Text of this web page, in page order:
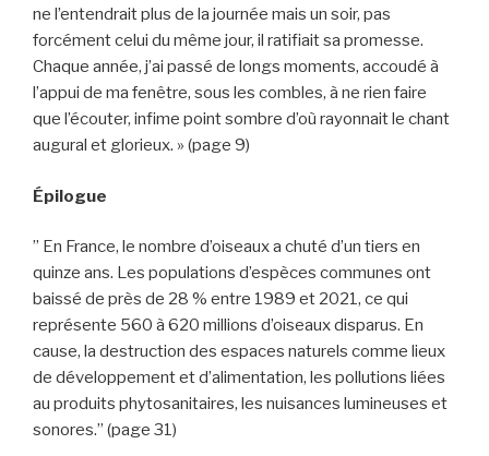
ne l’entendrait plus de la journée mais un soir, pas
forcément celui du même jour, il ratifiait sa promesse.
Chaque année, j’ai passé de longs moments, accoudé à
l’appui de ma fenêtre, sous les combles, à ne rien faire
que l’écouter, infime point sombre d’où rayonnait le chant
augural et glorieux. » (page 9)
Épilogue
” En France, le nombre d’oiseaux a chuté d’un tiers en
quinze ans. Les populations d’espèces communes ont
baissé de près de 28 % entre 1989 et 2021, ce qui
représente 560 à 620 millions d’oiseaux disparus. En
cause, la destruction des espaces naturels comme lieux
de développement et d’alimentation, les pollutions liées
au produits phytosanitaires, les nuisances lumineuses et
sonores.” (page 31)